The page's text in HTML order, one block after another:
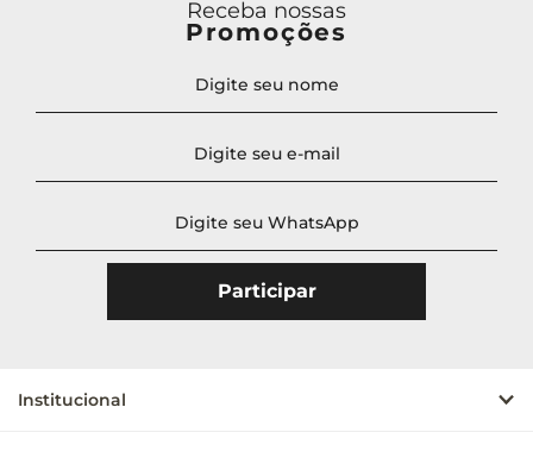
Receba nossas
Promoções
Institucional